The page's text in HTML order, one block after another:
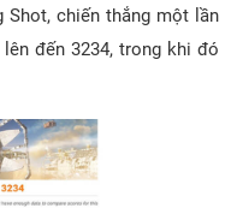
Shot, chiến thắng một lần
đến 3234, trong khi đó